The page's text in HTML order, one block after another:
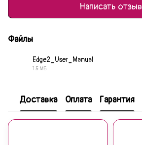
Написать отзыв
Файлы
Edge2_User_Manual
1.5 МБ
Доставка Оплата Гарантия